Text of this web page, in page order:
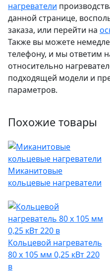
нагреватели
данной странице,
заказа, или перейти на
Также вы можете
телефону, и мы ответим
относительно
подходящей модели и
параметров.
Похожие товары
Миканитовые
кольцевые нагреватели
Кольцевой нагреватель
80 х 105 мм 0,25 кВт 220
в